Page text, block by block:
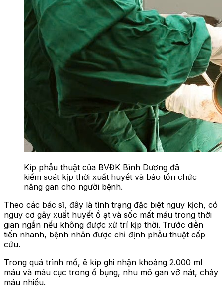
Kíp phẫu thuật của BVĐK Bình Dương đã
kiểm soát kịp thời xuất huyết và bảo tồn chức
năng gan cho người bệnh.
Theo các bác sĩ, đây là tình trạng đặc biệt nguy kịch, có
nguy cơ gây xuất huyết ồ ạt và sốc mất máu trong thời
gian ngắn nếu không được xử trí kịp thời. Trước diễn
tiến nhanh, bệnh nhân được chỉ định phẫu thuật cấp
cứu.
Trong quá trình mổ, ê kíp ghi nhận khoảng 2.000 ml
máu và máu cục trong ổ bụng, nhu mô gan vỡ nát, chảy
máu nhiều.